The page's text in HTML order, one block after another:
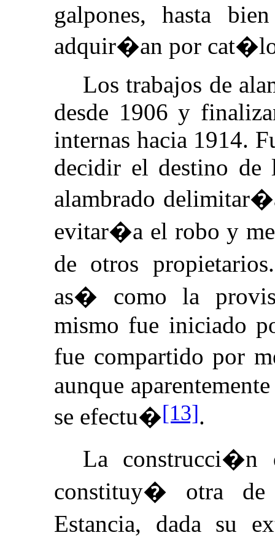
galpones, hasta
adquir�an por
Los trabajos de
desde 1906 y
internas hacia 1914.
decidir el destino de
alambrado
evitar�a el robo y
de otros
as� como la
mismo fue iniciado
fue compartido por
aunque
se efectu�[13].
La construcci�n
constituy� otra
Estancia, dada su